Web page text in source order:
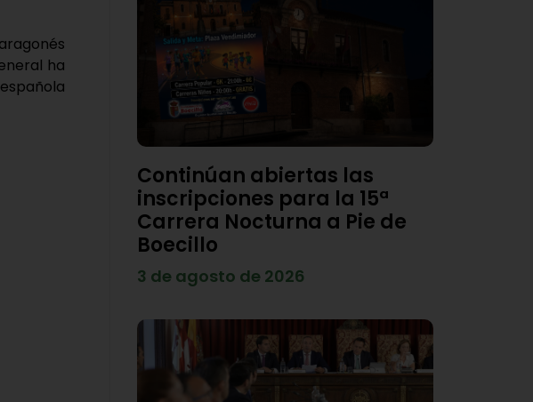
ha
Continúan abiertas las
inscripciones para la 15ª
Carrera Nocturna a Pie de
Boecillo
3 de agosto de 2026